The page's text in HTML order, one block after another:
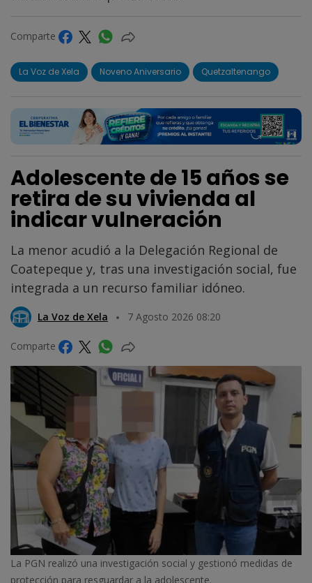
Comparte
La Voz de Xela Noveno Aniversario Quetzaltenango
Adolescente de 15 años se
retira de su vivienda al
indicar vulneración
La menor acudió a la Delegación Regional de
Coatepeque y, tras una investigación social, fue
integrada a un recurso familiar idóneo.
La Voz de Xela 7 Agosto 2026 08:20
Comparte
La PGN realizó una investigación social y gestionó medidas de
protección para resguardar a la adolescente.